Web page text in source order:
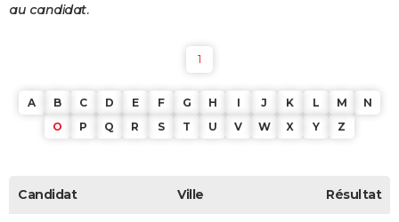
au candidat.
1
A B C D E F G H I J K L M
N
O
P Q R S T U V W X Y Z
Candidat Ville Résultat